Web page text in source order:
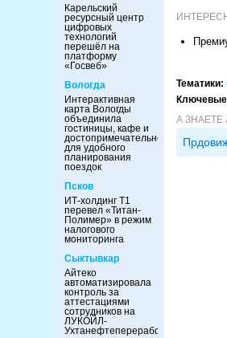
Карельский
ресурсный центр
цифровых
технологий
перешёл на
платформу
«Госвеб»
Вологда
Интерактивная
карта Вологды
объединила
гостиницы, кафе и
достопримечательности
для удобного
планирования
поездок
Псков
ИТ-холдинг Т1
перевел «Титан-
Полимер» в режим
налогового
мониторинга
Сыктывкар
Айтеко
автоматизировала
контроль за
аттестациями
сотрудников на
ЛУКОЙЛ-
Ухтанефтепереработка
Тематики:
А ЗНАЕТЕ